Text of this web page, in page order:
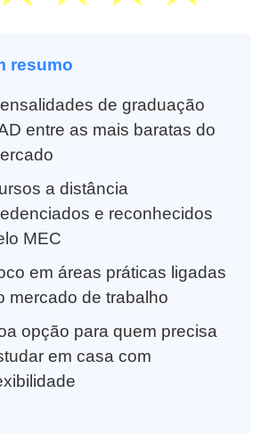
resumo
de graduação
entre as mais baratas do
a distância
e reconhecidos
MEC
em áreas práticas ligadas
mercado de trabalho
opção para quem precisa
em casa com